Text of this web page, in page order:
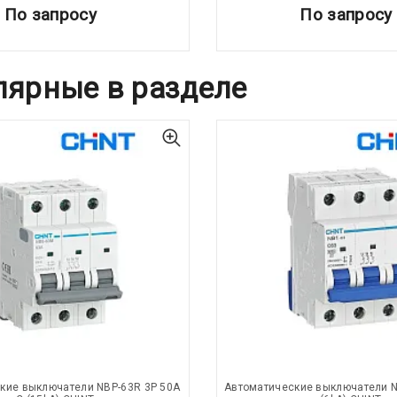
По запросу По запросу
в разделе
выключатели NBP-63R 3P 50A
Автоматические выключатели